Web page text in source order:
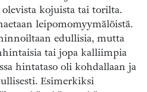
kojuista tai torilta.
leipomomyymälöistä.
edullisia, mutta
tai jopa kalliimpia
hintataso oli kohdallaan ja
Esimerkiksi